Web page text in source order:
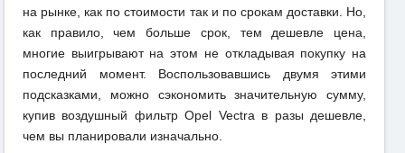
на рынке, как по стоимости так и по срокам доставки. Но,
как правило, чем больше срок, тем дешевле цена,
многие выигрывают на этом не откладывая покупку на
последний момент. Воспользовавшись двумя этими
подсказками, можно сэкономить значительную сумму,
купив воздушный фильтр Opel Vectra в разы дешевле,
чем вы планировали изначально.